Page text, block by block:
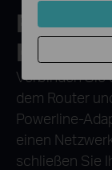
Plug &
Verbinden Sie
dem Router
Powerline-
einen
schließen Sie